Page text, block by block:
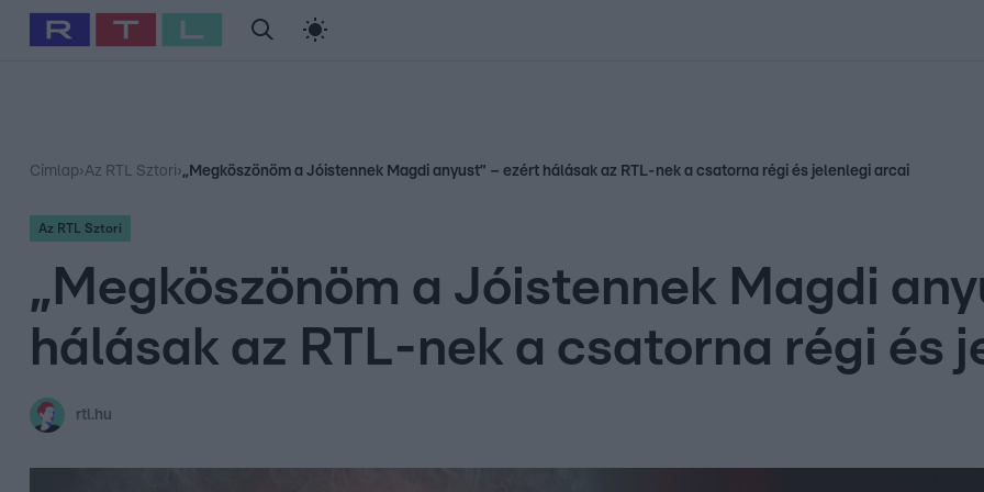
Babits Marcella Szellő István Most Wanted
Címlap›Az RTL Sztori›„Megköszönöm a Jóistennek Magdi anyust” – ezért hálásak az RTL-nek a csatorna régi és jelenlegi arcai
Az RTL Sztori
„Megköszönöm a Jóistennek Magdi
hálásak az RTL-nek a csatorna régi és
rtl.hu